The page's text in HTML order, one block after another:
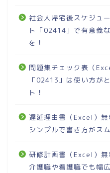
社会人帰宅後スケジュ
ト「02414」で有意義
を！
問題集チェック表（
「02413」は使い方が
ト！
遅延理由書（Excel）
シンプルで書き方がス
研修計画書（Excel）
介護職や看護職でも幅